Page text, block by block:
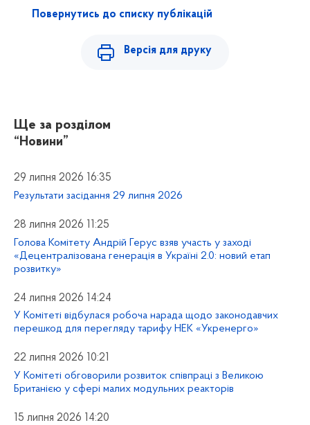
Повернутись до списку публікацій
Версія для друку
Ще за розділом
“Новини”
29 липня 2026 16:35
Результати засідання 29 липня 2026
28 липня 2026 11:25
Голова Комітету Андрій Герус взяв участь у заході
«Децентралізована генерація в Україні 2.0: новий етап
розвитку»
24 липня 2026 14:24
У Комітеті відбулася робоча нарада щодо законодавчих
перешкод для перегляду тарифу НЕК «Укренерго»
22 липня 2026 10:21
У Комітеті обговорили розвиток співпраці з Великою
Британією у сфері малих модульних реакторів
15 липня 2026 14:20